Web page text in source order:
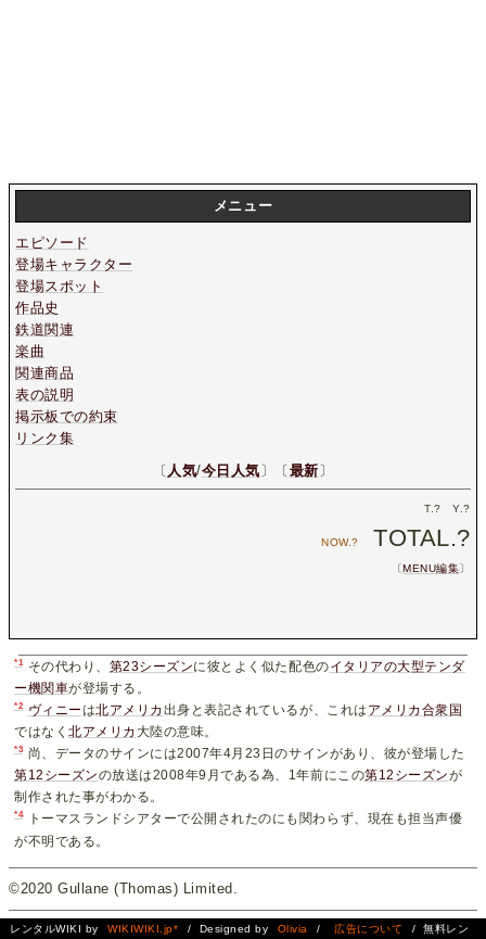
メニュー
エピソード
登場キャラクター
登場スポット
作品史
鉄道関連
楽曲
関連商品
表の説明
掲示板での約束
リンク集
〔 人気/今日人気〕〔最新〕
T.? Y.?
NOW.? TOTAL.?
〔MENU編集〕
*1 その代わり、 第23シーズンに彼とよく似た配色のイタリアの大型テンダ
ー機関車が登場する。
*2 ヴィニーは北アメリカ 出身と表記されているが、これは アメリカ合衆国
ではなく北アメリカ 大陸の意味。
*3 尚、データのサインには2007年4月23日のサインがあり、彼が登場した
第12シーズンの放送は2008年9月である為、1年前にこの第12シーズンが
制作された事がわかる。
*4
トーマスランドシアターで公開されたのにも関わらず、現在も担当声優
が不明である。
©2020 Gullane (Thomas) Limited.
レンタルWIKI by WIKIWIKI.jp* / Designed by Olivia / 広告について / 無料レン